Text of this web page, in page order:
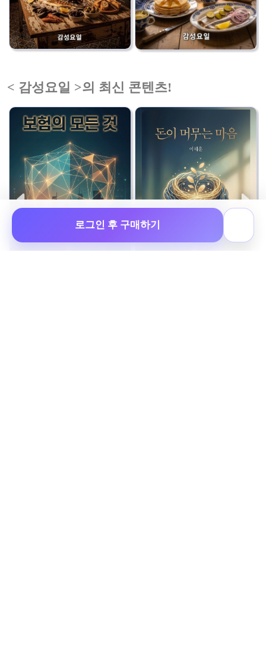
로그인 후 구매하기
< 감성요일 >의 최신 콘텐츠!